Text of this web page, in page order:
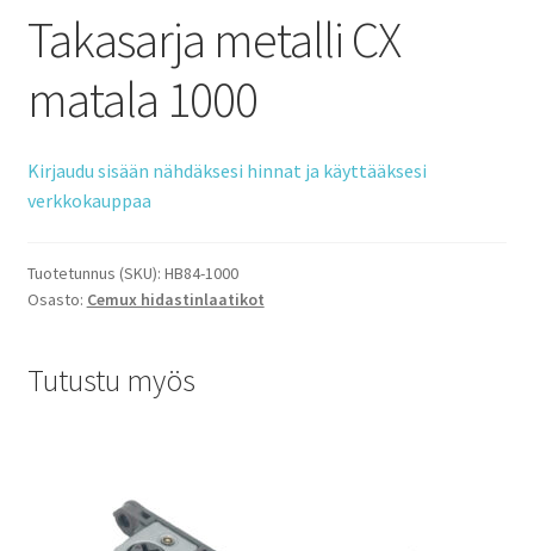
Takasarja metalli CX
matala 1000
Kirjaudu sisään nähdäksesi hinnat ja käyttääksesi
verkkokauppaa
Tuotetunnus (SKU): HB84-1000
Osasto: Cemux hidastinlaatikot
Tutustu myös